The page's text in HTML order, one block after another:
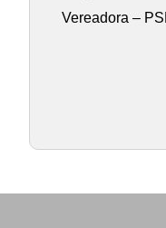
Vereadora –